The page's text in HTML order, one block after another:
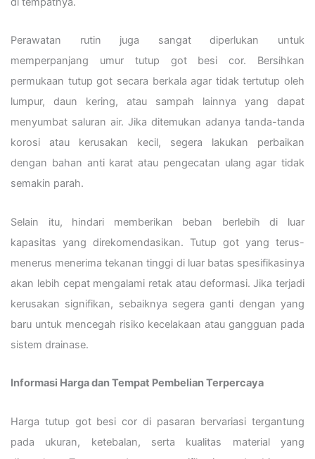
Perawatan rutin juga sangat diperlukan untuk
memperpanjang umur tutup got besi cor. Bersihkan
permukaan tutup got secara berkala agar tidak tertutup oleh
lumpur, daun kering, atau sampah lainnya yang dapat
menyumbat saluran air. Jika ditemukan adanya tanda-tanda
korosi atau kerusakan kecil, segera lakukan perbaikan
dengan bahan anti karat atau pengecatan ulang agar tidak
semakin parah.
Selain itu, hindari memberikan beban berlebih di luar
kapasitas yang direkomendasikan. Tutup got yang terus-
menerus menerima tekanan tinggi di luar batas spesifikasinya
akan lebih cepat mengalami retak atau deformasi. Jika terjadi
kerusakan signifikan, sebaiknya segera ganti dengan yang
baru untuk mencegah risiko kecelakaan atau gangguan pada
sistem drainase.
Informasi Harga dan Tempat Pembelian Terpercaya
Harga tutup got besi cor di pasaran bervariasi tergantung
pada ukuran, ketebalan, serta kualitas material yang